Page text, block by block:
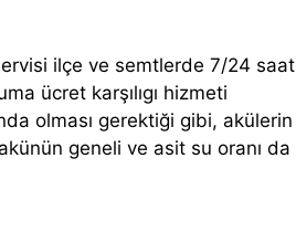
ilçe ve semtlerde 7/24 saat
ücret karşılıgı hizmeti
olması gerektiği gibi, akülerin
geneli ve asit su oranı da